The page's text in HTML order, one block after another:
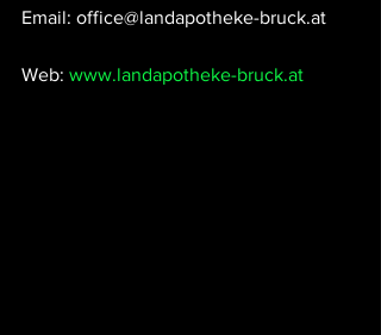
Email: office@landapotheke-bruck.at
Web: www.landapotheke-bruck.at